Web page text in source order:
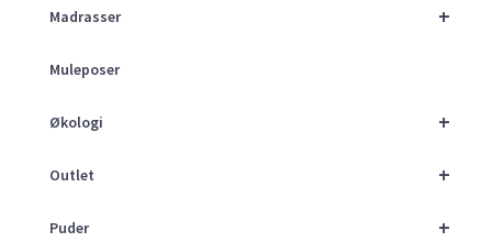
+
Madrasser
Muleposer
+
Økologi
+
Outlet
+
Puder